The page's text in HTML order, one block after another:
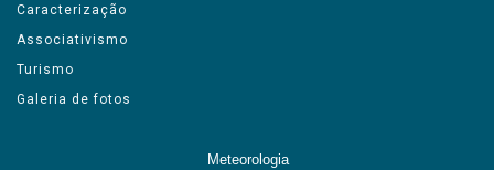
Caracterização
Associativismo
Turismo
Galeria de fotos